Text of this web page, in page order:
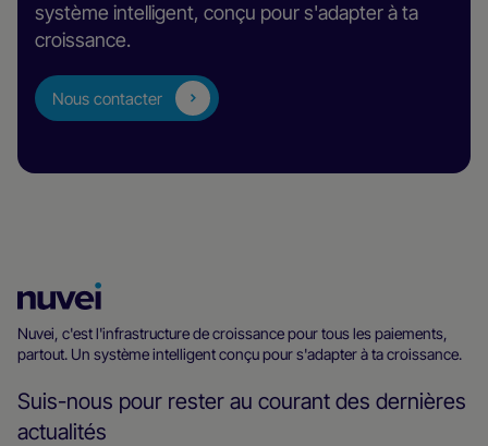
système intelligent, conçu pour s'adapter à ta
croissance.
Nous contacter
d’accueil
Nuvei
Nuvei, c'est l'infrastructure de croissance pour tous les paiements,
partout. Un système intelligent conçu pour s'adapter à ta croissance.
Suis-nous pour rester au courant des dernières
actualités